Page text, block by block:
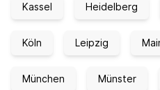
Kassel Heidelberg
Köln Leipzig
München Münster